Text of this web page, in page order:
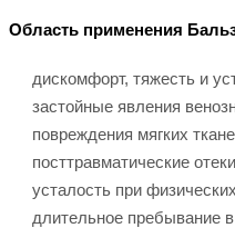
Область применения
дискомфорт, тяжесть и
застойные явления
повреждения мягких
посттравматические
усталость при
длительное пребывание